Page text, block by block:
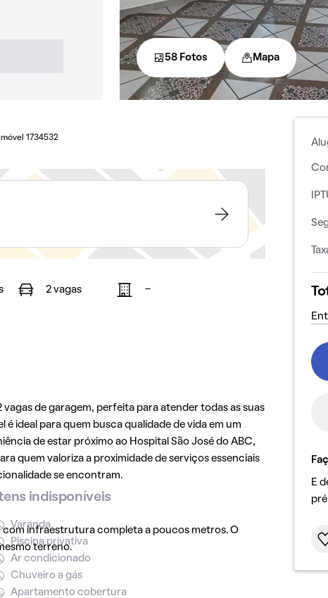
58 Fotos Mapa
Imóvel 1734532
2 vagas -
de garagem, perfeita para atender todas as suas
ideal para quem busca qualidade de vida em um
de estar próximo ao Hospital São José do ABC,
quem valoriza a proximidade de serviços essenciais
se encontram.
com infraestrutura completa a poucos metros. O
terreno.
indisponíveis
Varanda
Piscina privativa
Ar condicionado
Chuveiro a gás
Apartamento cobertura
E